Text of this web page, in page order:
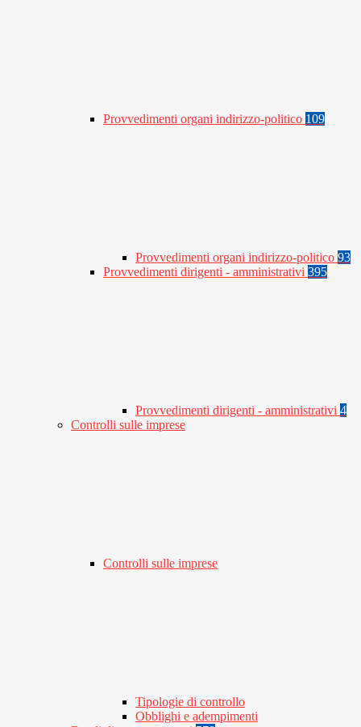
Provvedimenti organi indirizzo-politico 109
Provvedimenti organi indirizzo-politico 93
Provvedimenti dirigenti - amministrativi 395
Provvedimenti dirigenti - amministrativi 4
Controlli sulle imprese
Controlli sulle imprese
Tipologie di controllo
Obblighi e adempimenti